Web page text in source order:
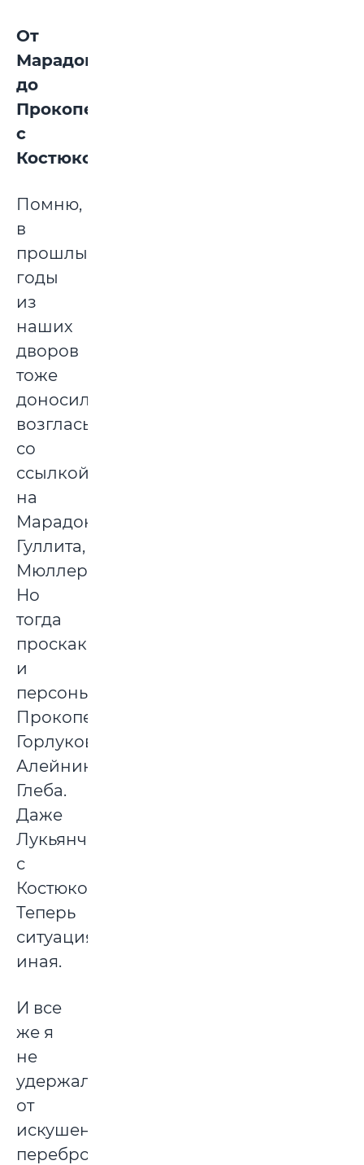
От
Марадоны
до
Прокопенко
с
Костюковым
Помню,
в
прошлые
годы
из
наших
дворов
тоже
доносились
возгласы
со
ссылкой
на
Марадону,
Гуллита,
Мюллера.
Но
тогда
проскакивали
и
персоны
Прокопенко,
Горлуковича,
Алейникова,
Глеба.
Даже
Лукьянчикова
с
Костюковым.
Теперь
ситуация
иная.
И все
же я
не
удержался
от
искушения
переброситься